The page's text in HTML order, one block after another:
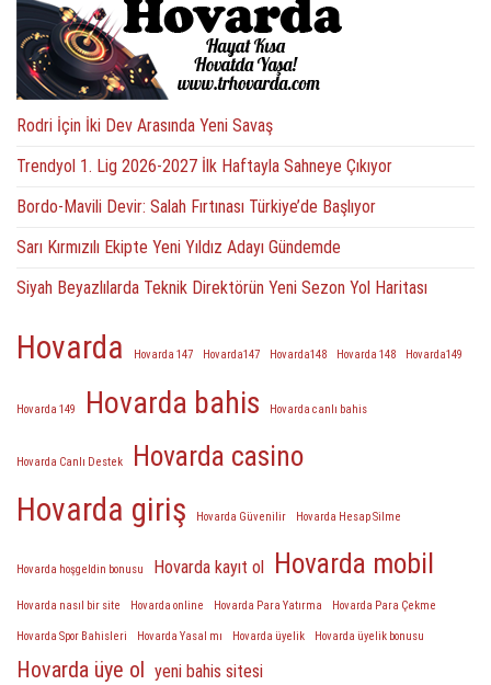
Rodri İçin İki Dev Arasında Yeni Savaş
Trendyol 1. Lig 2026-2027 İlk Haftayla Sahneye Çıkıyor
Bordo-Mavili Devir: Salah Fırtınası Türkiye’de Başlıyor
Sarı Kırmızılı Ekipte Yeni Yıldız Adayı Gündemde
Siyah Beyazlılarda Teknik Direktörün Yeni Sezon Yol Haritası
Hovarda Hovarda 147 Hovarda147 Hovarda148 Hovarda 148 Hovarda149
Hovarda 149 Hovarda bahis Hovarda canlı bahis
Hovarda Canlı Destek Hovarda casino
Hovarda giriş Hovarda Güvenilir Hovarda Hesap Silme
Hovarda hoşgeldin bonusu Hovarda kayıt ol Hovarda mobil
Hovarda nasıl bir site Hovarda online Hovarda Para Yatırma Hovarda Para Çekme
Hovarda Spor Bahisleri Hovarda Yasal mı Hovarda üyelik Hovarda üyelik bonusu
Hovarda üye ol yeni bahis sitesi